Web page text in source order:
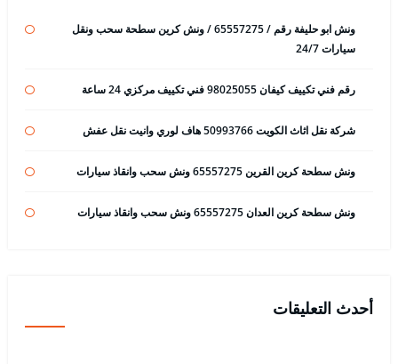
ونش ابو حليفة رقم / 65557275 / ونش كرين سطحة سحب ونقل
سيارات 24/7
رقم فني تكييف كيفان 98025055 فني تكييف مركزي 24 ساعة
شركة نقل اثاث الكويت 50993766 هاف لوري وانيت نقل عفش
ونش سطحة كرين القرين 65557275 ونش سحب وانقاذ سيارات
ونش سطحة كرين العدان 65557275 ونش سحب وانقاذ سيارات
أحدث التعليقات